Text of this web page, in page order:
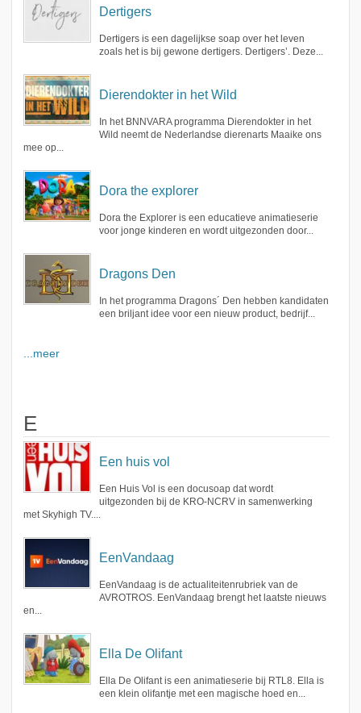
Dertigers
Dertigers is een dagelijkse soap over het leven
zoals het is bij gewone dertigers. Dertigers’. Deze...
Dierendokter in het Wild
In het BNNVARA programma Dierendokter in het
Wild neemt de Nederlandse dierenarts Maaike ons
mee op...
Dora the explorer
Dora the Explorer is een educatieve animatieserie
voor jonge kinderen en wordt uitgezonden door...
Dragons Den
In het programma Dragons´ Den hebben kandidaten
een briljant idee voor een nieuw product, bedrijf...
...meer
E
Een huis vol
Een Huis Vol is een docusoap dat wordt
uitgezonden bij de KRO-NCRV in samenwerking
met Skyhigh TV....
EenVandaag
EenVandaag is de actualiteitenrubriek van de
AVROTROS. EenVandaag brengt het laatste nieuws
en...
Ella De Olifant
Ella De Olifant is een animatieserie bij RTL8. Ella is
een klein olifantje met een magische hoed en...